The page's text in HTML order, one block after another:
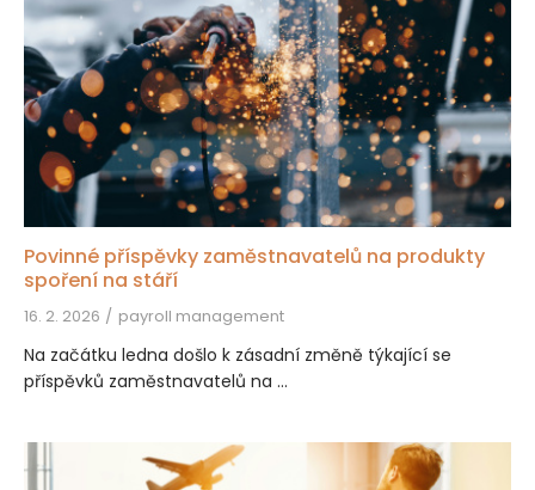
Povinné příspěvky zaměstnavatelů na produkty
spoření na stáří
16. 2. 2026 payroll management
Na začátku ledna došlo k zásadní změně týkající se
příspěvků zaměstnavatelů na ...